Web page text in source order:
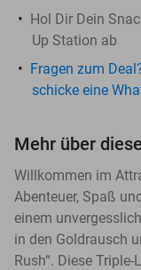
Hol Dir Dein
Up Station ab
Fragen zum
schicke eine
Mehr über
Willkommen im
Abenteuer, Spaß
einem
in den Goldrausch
Rush“. Diese